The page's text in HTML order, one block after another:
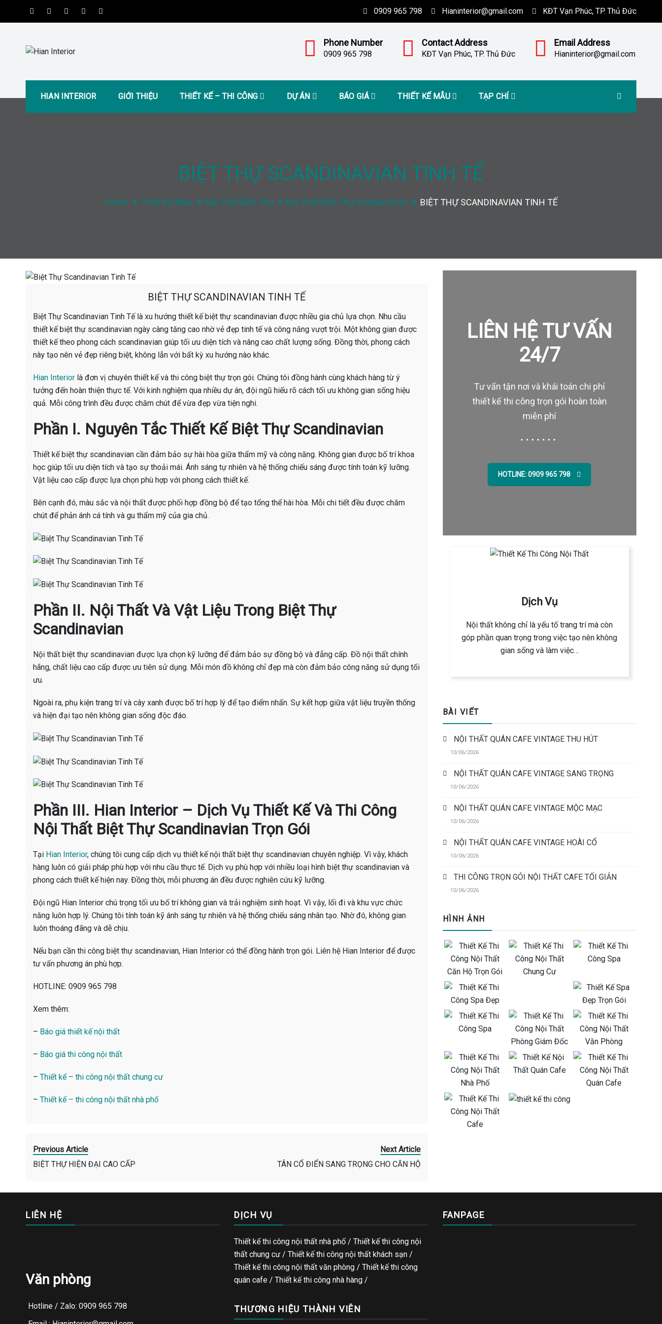
0909 965 798 Hianinterior@gmail.com KĐT Vạn Phúc, TP. Thủ Đức
Phone Number
0909 965 798
Contact Address
KĐT Vạn Phúc, TP. Thủ Đức
Email Address
Hianinterior@gmail.com
HIAN INTERIOR GIỚI THIỆU THIẾT KẾ – THI CÔNG DỰ ÁN BÁO GIÁ THIẾT KẾ MẪU TẠP CHÍ
BIỆT THỰ SCANDINAVIAN TINH TẾ
Home Thiết Kế Mẫu Nội Thất Biệt Thự Nội Thất Biệt Thự Scandinavian BIỆT THỰ SCANDINAVIAN TINH TẾ
BIỆT THỰ SCANDINAVIAN TINH TẾ
Biệt Thự Scandinavian Tinh Tế là xu hướng thiết kế biệt thự scandinavian được nhiều gia chủ lựa chọn. Nhu cầu
thiết kế biệt thự scandinavian ngày càng tăng cao nhờ vẻ đẹp tinh tế và công năng vượt trội. Một không gian được
thiết kế theo phong cách scandinavian giúp tối ưu diện tích và nâng cao chất lượng sống. Đồng thời, phong cách
này tạo nên vẻ đẹp riêng biệt, không lẫn với bất kỳ xu hướng nào khác.
Hian Interior là đơn vị chuyên thiết kế và thi công biệt thự trọn gói. Chúng tôi đồng hành cùng khách hàng từ ý
tưởng đến hoàn thiện thực tế. Với kinh nghiệm qua nhiều dự án, đội ngũ hiểu rõ cách tối ưu không gian sống hiệu
quả. Mỗi công trình đều được chăm chút để vừa đẹp vừa tiện nghi.
Phần I. Nguyên Tắc Thiết Kế Biệt Thự Scandinavian
Thiết kế biệt thự scandinavian cần đảm bảo sự hài hòa giữa thẩm mỹ và công năng. Không gian được bố trí khoa
học giúp tối ưu diện tích và tạo sự thoải mái. Ánh sáng tự nhiên và hệ thống chiếu sáng được tính toán kỹ lưỡng.
Vật liệu cao cấp được lựa chọn phù hợp với phong cách thiết kế.
Bên cạnh đó, màu sắc và nội thất được phối hợp đồng bộ để tạo tổng thể hài hòa. Mỗi chi tiết đều được chăm
chút để phản ánh cá tính và gu thẩm mỹ của gia chủ.
Phần II. Nội Thất Và Vật Liệu Trong Biệt Thự
Scandinavian
Nội thất biệt thự scandinavian được lựa chọn kỹ lưỡng để đảm bảo sự đồng bộ và đẳng cấp. Đồ nội thất chính
hãng, chất liệu cao cấp được ưu tiên sử dụng. Mỗi món đồ không chỉ đẹp mà còn đảm bảo công năng sử dụng tối
ưu.
Ngoài ra, phụ kiện trang trí và cây xanh được bố trí hợp lý để tạo điểm nhấn. Sự kết hợp giữa vật liệu truyền thống
và hiện đại tạo nên không gian sống độc đáo.
Phần III. Hian Interior – Dịch Vụ Thiết Kế Và Thi Công
Nội Thất Biệt Thự Scandinavian Trọn Gói
Tại Hian Interior, chúng tôi cung cấp dịch vụ thiết kế nội thất biệt thự scandinavian chuyên nghiệp. Vì vậy, khách
hàng luôn có giải pháp phù hợp với nhu cầu thực tế. Dịch vụ phù hợp với nhiều loại hình biệt thự scandinavian và
phong cách thiết kế hiện nay. Đồng thời, mỗi phương án đều được nghiên cứu kỹ lưỡng.
Đội ngũ Hian Interior chú trọng tối ưu bố trí không gian và trải nghiệm sinh hoạt. Vì vậy, lối đi và khu vực chức
năng luôn hợp lý. Chúng tôi tính toán kỹ ánh sáng tự nhiên và hệ thống chiếu sáng nhân tạo. Nhờ đó, không gian
luôn thoáng đãng và dễ chịu.
Nếu bạn cần thi công biệt thự scandinavian, Hian Interior có thể đồng hành trọn gói. Liên hệ Hian Interior để được
tư vấn phương án phù hợp.
HOTLINE: 0909 965 798
Xem thêm:
– Báo giá thiết kế nội thất
– Báo giá thi công nội thất
– Thiết kế – thi công nội thất chung cư
– Thiết kế – thi công nội thất nhà phố
Previous Article
BIỆT THỰ HIỆN ĐẠI CAO CẤP
Next Article
TÂN CỔ ĐIỂN SANG TRỌNG CHO CĂN HỘ
LIÊN HỆ TƯ VẤN
24/7
Tư vấn tận nơi và khái toán chi phí
thiết kế thi công trọn gói hoàn toàn
miễn phí
HOTLINE: 0909 965 798
Dịch Vụ
Nội thất không chỉ là yếu tố trang trí mà còn
góp phần quan trọng trong việc tạo nên không
gian sống và làm việc…
BÀI VIẾT
NỘI THẤT QUÁN CAFE VINTAGE THU HÚT
10/06/2026
NỘI THẤT QUÁN CAFE VINTAGE SANG TRỌNG
10/06/2026
NỘI THẤT QUÁN CAFE VINTAGE MỘC MẠC
10/06/2026
NỘI THẤT QUÁN CAFE VINTAGE HOÀI CỔ
10/06/2026
THI CÔNG TRỌN GÓI NỘI THẤT CAFE TỐI GIẢN
10/06/2026
HÌNH ẢNH
LIÊN HỆ
Văn phòng
Hotline / Zalo: 0909 965 798
DỊCH VỤ
Thiết kế thi công nội thất nhà phố / Thiết kế thi công nội
thất chung cư / Thiết kế thi công nội thất khách sạn /
Thiết kế thi công nội thất văn phòng /Thiết kế thi công
quán cafe /Thiết kế thi công nhà hàng /
THƯƠNG HIỆU THÀNH VIÊN
FANPAGE